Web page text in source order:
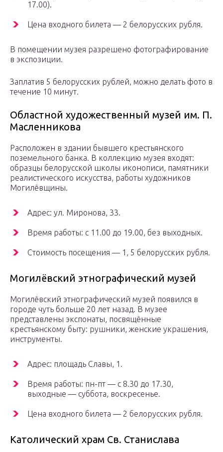
17.00).
Цена входного билета — 2 белорусских рубля.
В помещении музея разрешено фотографирование
в экспозиции.
Заплатив 5 белорусских рублей, можно делать фото в
течение 10 минут.
Областной художественный музей им. П.
Масленникова
Расположен в здании бывшего крестьянского
поземельного банка. В коллекцию музея входят:
образцы белорусской школы иконописи, памятники
реалистического искусства, работы художников
Могилёвщины.
Адрес: ул. Миронова, 33.
Время работы: с 11.00 до 19.00, без выходных.
Стоимость посещения — 1, 5 белорусских рубля.
Могилёвский этнографический музей
Могилёвский этнографический музей появился в
городе чуть больше 20 лет назад. В музее
представлены экспонаты, посвящённые
крестьянскому быту: рушники, женские украшения,
инструменты.
Адрес: площадь Славы, 1.
Время работы: пн-пт — с 8.30 до 17.30,
выходные — суббота, воскресенье.
Цена входного билета — 2 белорусских рубля.
Католический храм Св. Станислава